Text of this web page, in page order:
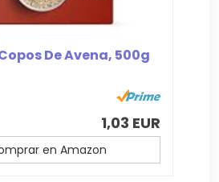
De Avena, 500g
1,03 EUR
en Amazon